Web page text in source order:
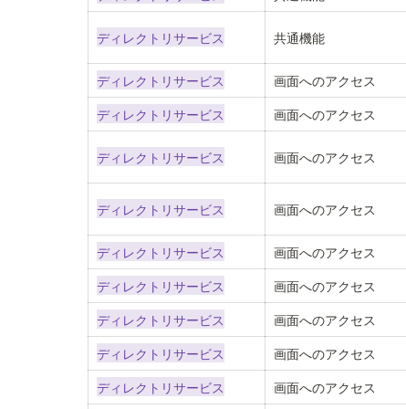
ディレクトリサービス 共通機能
ディレクトリサービス
画面へのアクセス
ディレクトリサービス
画面へのアクセス
ディレクトリサービス 画面へのアクセス
ディレクトリサービス 画面へのアクセス
ディレクトリサービス
画面へのアクセス
ディレクトリサービス
画面へのアクセス
ディレクトリサービス
画面へのアクセス
ディレクトリサービス
画面へのアクセス
ディレクトリサービス
画面へのアクセス